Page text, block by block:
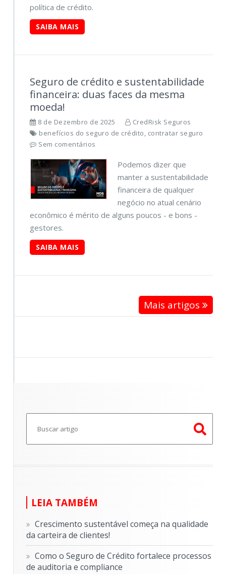
política de crédito.
SAIBA MAIS
Seguro de crédito e sustentabilidade
financeira: duas faces da mesma
moeda!
8 de Dezembro de 2025
CredRisk Seguros
benefícios do seguro de crédito, contratar seguro
Sem comentários
Podemos dizer que
manter a sustentabilidade
financeira de qualquer
negócio no atual cenário
econômico é mérito de alguns poucos - e bons -
gestores.
SAIBA MAIS
Mais artigos
LEIA TAMBÉM
Crescimento sustentável começa na qualidade
da carteira de clientes!
Como o Seguro de Crédito fortalece processos
de auditoria e compliance